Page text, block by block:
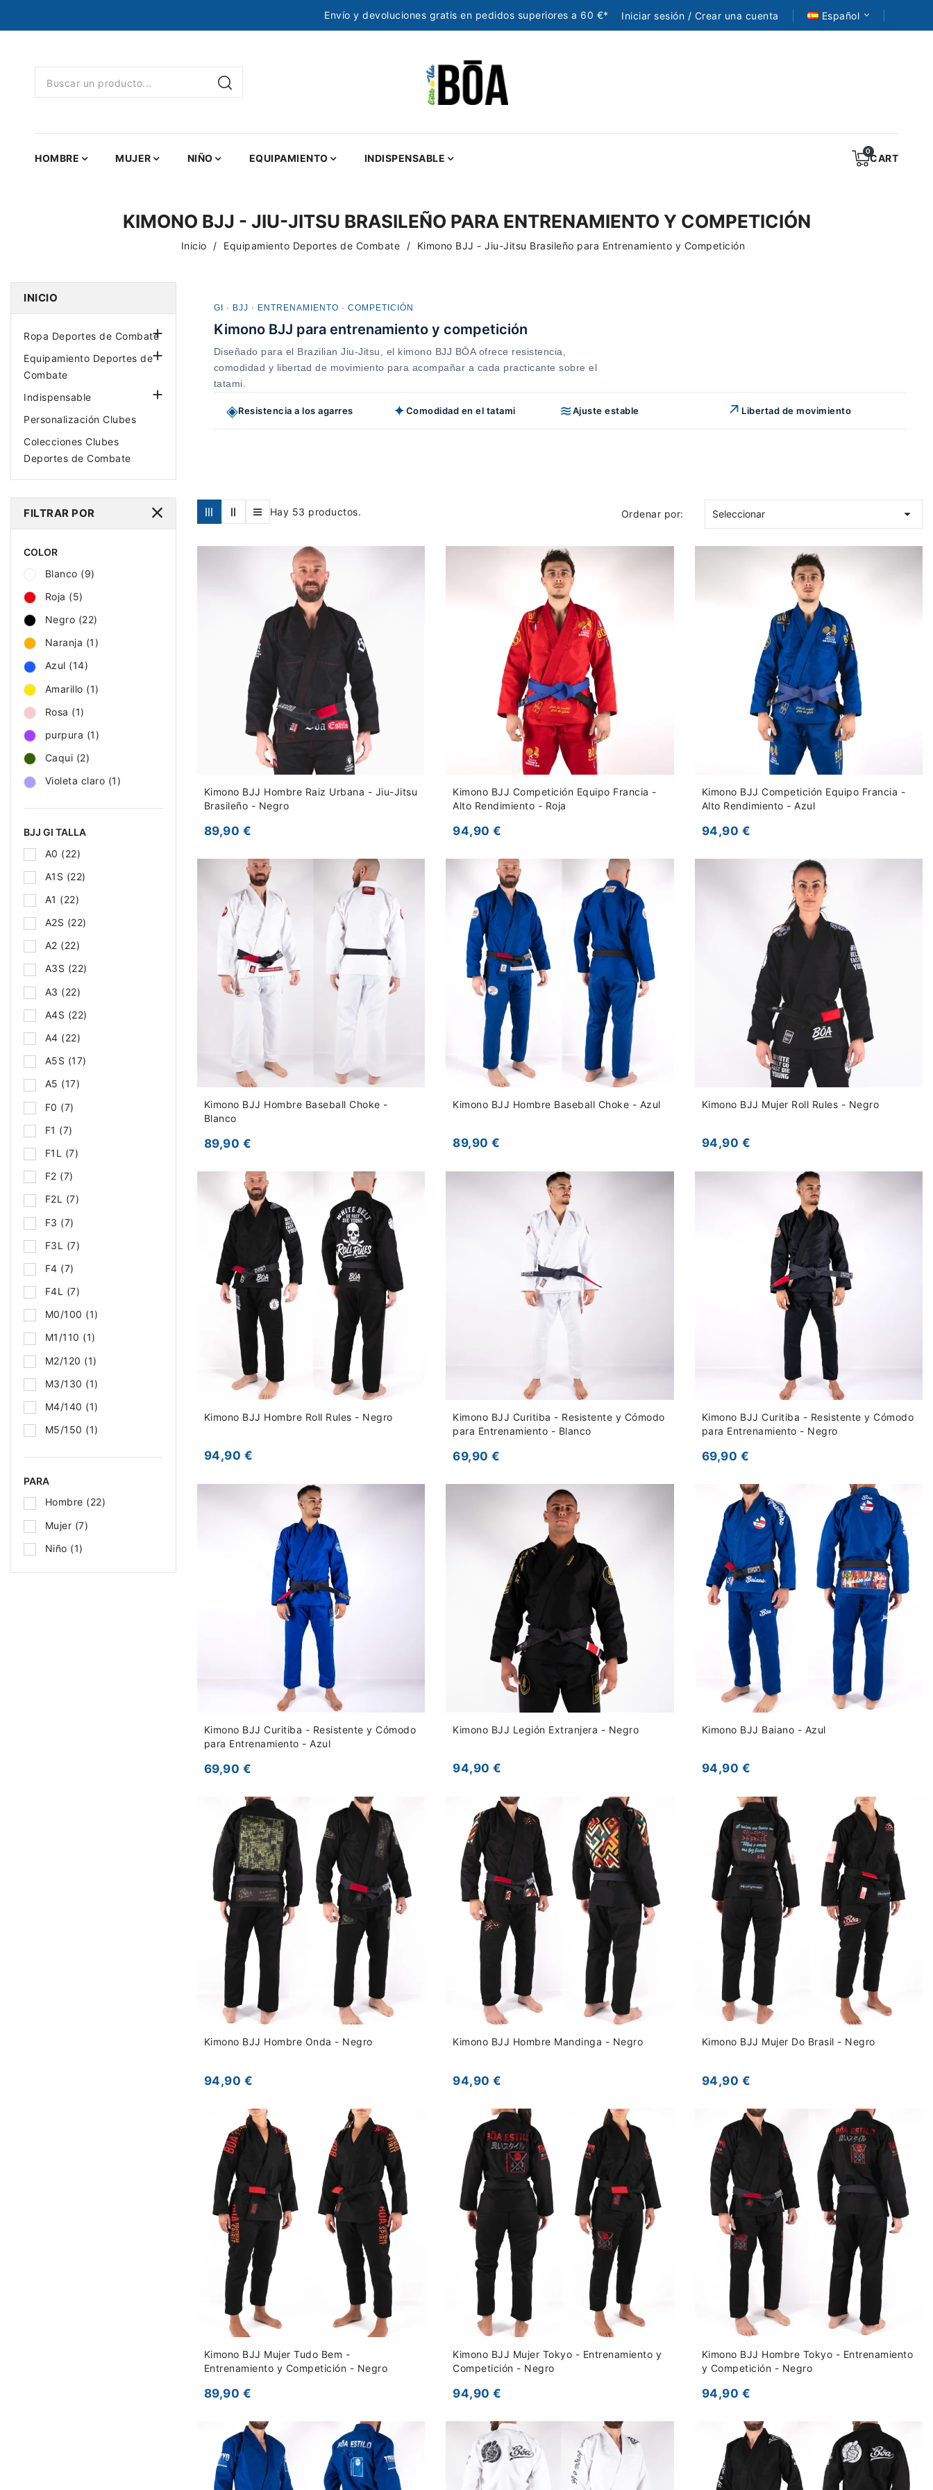
Envío y devoluciones gratis en pedidos superiores a 60 €* Iniciar sesión / Crear una cuenta Español
HOMBRE MUJER NIÑO EQUIPAMIENTO INDISPENSABLE CART
KIMONO BJJ - JIU-JITSU BRASILEÑO PARA ENTRENAMIENTO Y COMPETICIÓN
Inicio Equipamiento Deportes de Combate Kimono BJJ - Jiu-Jitsu Brasileño para Entrenamiento y Competición
INICIO
Ropa Deportes de Combate

Equipamiento Deportes de
Combate

Indispensable 
Personalización Clubes
Colecciones Clubes
Deportes de Combate
FILTRAR POR
COLOR
Blanco (9)
Roja (5)
Negro (22)
Naranja (1)
Azul (14)
Amarillo (1)
Rosa (1)
purpura (1)
Caqui (2)
Violeta claro (1)
BJJ GI TALLA
A0 (22)
A1S (22)
A1 (22)
A2S (22)
A2 (22)
A3S (22)
A3 (22)
A4S (22)
A4 (22)
A5S (17)
A5 (17)
F0 (7)
F1 (7)
F1L (7)
F2 (7)
F2L (7)
F3 (7)
F3L (7)
F4 (7)
F4L (7)
M0/100 (1)
M1/110 (1)
M2/120 (1)
M3/130 (1)
M4/140 (1)
M5/150 (1)
PARA
Hombre (22)
Mujer (7)
Niño (1)
GI · BJJ · ENTRENAMIENTO · COMPETICIÓN
Kimono BJJ para entrenamiento y competición
Diseñado para el Brazilian Jiu-Jitsu, el kimono BJJ BŌA ofrece resistencia,
comodidad y libertad de movimiento para acompañar a cada practicante sobre el
tatami.
◈Resistencia a los agarres ✦Comodidad en el tatami ≋Ajuste estable ↗ Libertad de movimiento
Hay 53 productos. Ordenar por: Seleccionar 
Kimono BJJ Hombre Raiz Urbana - Jiu-Jitsu
Brasileño - Negro
89,90 €
Kimono BJJ Competición Equipo Francia -
Alto Rendimiento - Roja
94,90 €
Kimono BJJ Competición Equipo Francia -
Alto Rendimiento - Azul
94,90 €
Kimono BJJ Hombre Baseball Choke -
Blanco
89,90 €
Kimono BJJ Hombre Baseball Choke - Azul
89,90 €
Kimono BJJ Mujer Roll Rules - Negro
94,90 €
Kimono BJJ Hombre Roll Rules - Negro
94,90 €
Kimono BJJ Curitiba - Resistente y Cómodo
para Entrenamiento - Blanco
69,90 €
Kimono BJJ Curitiba - Resistente y Cómodo
para Entrenamiento - Negro
69,90 €
Kimono BJJ Curitiba - Resistente y Cómodo
para Entrenamiento - Azul
69,90 €
Kimono BJJ Legión Extranjera - Negro
94,90 €
Kimono BJJ Baiano - Azul
94,90 €
Kimono BJJ Hombre Onda - Negro
94,90 €
Kimono BJJ Hombre Mandinga - Negro
94,90 €
Kimono BJJ Mujer Do Brasil - Negro
94,90 €
Kimono BJJ Mujer Tudo Bem -
Entrenamiento y Competición - Negro
89,90 €
Kimono BJJ Mujer Tokyo - Entrenamiento y
Competición - Negro
94,90 €
Kimono BJJ Hombre Tokyo - Entrenamiento
y Competición - Negro
94,90 €